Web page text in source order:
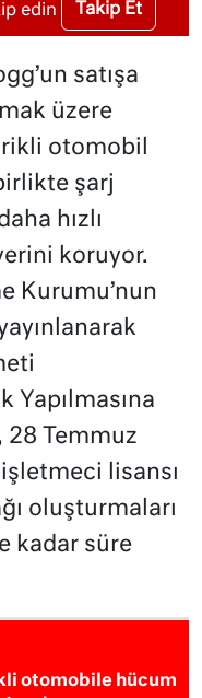
edin Takip Et
satışa
üzere
otomobil
şarj
hızlı
koruyor.
Kurumu’nun
Yapılmasına
28 Temmuz
lisansı
oluşturmaları
kadar süre
otomobile hücum